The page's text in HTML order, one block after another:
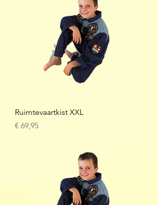
Ruimtevaartkist XXL
Prijs
€ 69,95